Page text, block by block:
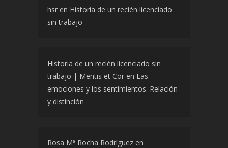
hsr en Historia de un recién licenciado
sin trabajo
Historia de un recién licenciado sin
trabajo | Mentis et Cor en Las
emociones y los sentimientos. Relación
y distinción
Rosa Mª Rocha Rodríguez en